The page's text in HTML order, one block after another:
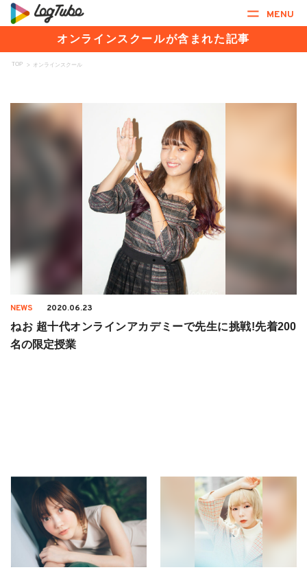
MENU
オンラインスクールが含まれた記事
TOP > オンラインスクール
NEWS 2020.06.23
ねお 超十代オンラインアカデミーで先生に挑戦!先着200
名の限定授業